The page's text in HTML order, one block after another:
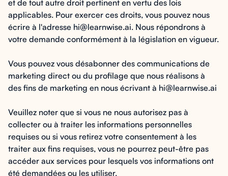
et de tout autre droit pertinent en vertu des lois
applicables. Pour exercer ces droits, vous pouvez nous
écrire à l'adresse hi@learnwise.ai. Nous répondrons à
votre demande conformément à la législation en vigueur.
Vous pouvez vous désabonner des communications de
marketing direct ou du profilage que nous réalisons à
des fins de marketing en nous écrivant à hi@learnwise.ai
Veuillez noter que si vous ne nous autorisez pas à
collecter ou à traiter les informations personnelles
requises ou si vous retirez votre consentement à les
traiter aux fins requises, vous ne pourrez peut-être pas
accéder aux services pour lesquels vos informations ont
été demandées ou les utiliser.